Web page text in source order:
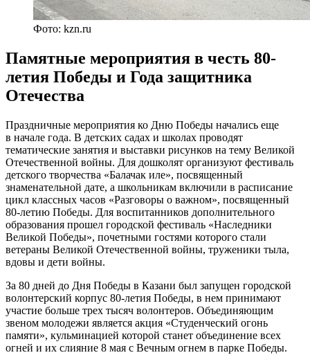
Фото: kzn.ru
Памятные мероприятия в честь 80-
летия Победы и Года защитника
Отечества
Праздничные мероприятия ко Дню Победы начались еще
в начале года. В детских садах и школах проводят
тематические занятия и выставки рисунков на тему Великой
Отечественной войны. Для дошколят организуют фестиваль
детского творчества «Балачак иле», посвященный
знаменательной дате, а школьникам включили в расписание
цикл классных часов «Разговоры о важном», посвященный
80-летию Победы. Для воспитанников дополнительного
образования прошел городской фестиваль «Наследники
Великой Победы», почетными гостями которого стали
ветераны Великой Отечественной войны, труженики тыла,
вдовы и дети войны.
За 80 дней до Дня Победы в Казани был запущен городской
волонтерский корпус 80-летия Победы, в нем принимают
участие больше трех тысяч волонтеров. Объединяющим
звеном молодежи является акция «Студенческий огонь
памяти», кульминацией которой станет объединение всех
огней и их слияние 8 мая с Вечным огнем в парке Победы.